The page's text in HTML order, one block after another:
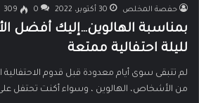
حفصة المخلص 30 أكتوبر، 2022 0
309
بمناسبة الهالوين…إليك أفضل
لليلة احتفالية ممتعة
لم تتبقى سوى أيام معدودة قبل قدوم الاحتفالية
من الأشخاص، الهالوين ، وسواء أكنت تحتفل